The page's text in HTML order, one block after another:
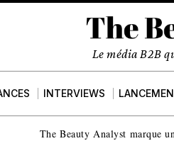
Le média B2B
INTERVIEWS
The Beauty Analyst marque